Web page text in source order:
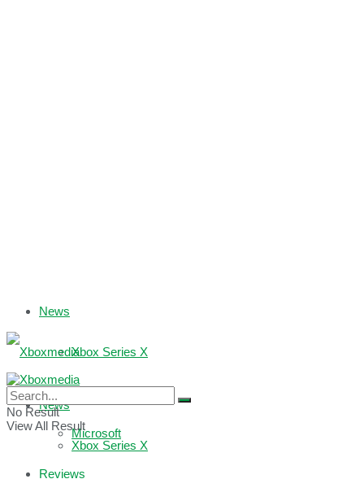
News
Xbox Series X
Microsoft
Reviews
News
Xbox Series X
No Result
View All Result